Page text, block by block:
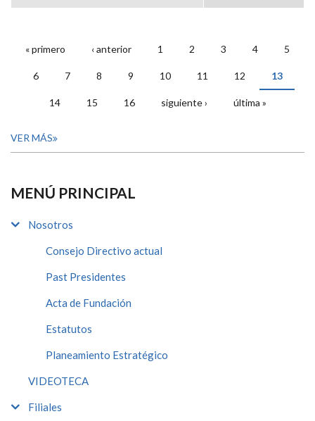
PÁGINAS
« primero ‹ anterior 1 2 3 4 5
6 7 8 9 10 11 12 13
14 15 16 siguiente › última »
VER MÁS
MENÚ PRINCIPAL
Nosotros
Consejo Directivo actual
Past Presidentes
Acta de Fundación
Estatutos
Planeamiento Estratégico
VIDEOTECA
Filiales